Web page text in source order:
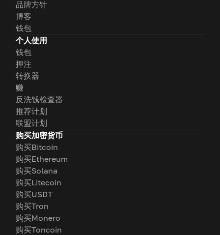
品牌方针
博客
钱包
个人使用
钱包
押注
转换器
赚
反洗钱检查器
推荐计划
联盟计划
购买加密货币
购买Bitcoin
购买Ethereum
购买Solana
购买Litecoin
购买USDT
购买Tron
购买Monero
购买Toncoin